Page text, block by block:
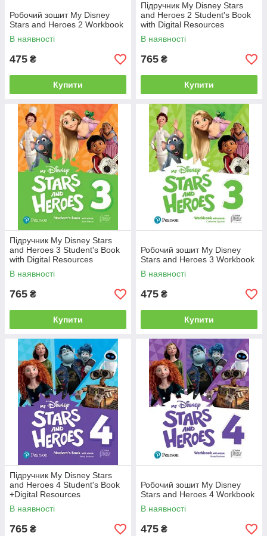
Робочий зошит My Disney
Stars and Heroes 2 Workbook
В наявності
475 ₴
Купити
Підручник My Disney Stars
and Heroes 2 Student's Book
with Digital Resources
В наявності
765 ₴
Купити
Підручник My Disney Stars
and Heroes 3 Student's Book
with Digital Resources
В наявності
765 ₴
Купити
Робочий зошит My Disney
Stars and Heroes 3 Workbook
В наявності
475 ₴
Купити
Підручник My Disney Stars
and Heroes 4 Student's Book
+Digital Resources
В наявності
765 ₴
Робочий зошит My Disney
Stars and Heroes 4 Workbook
В наявності
475 ₴